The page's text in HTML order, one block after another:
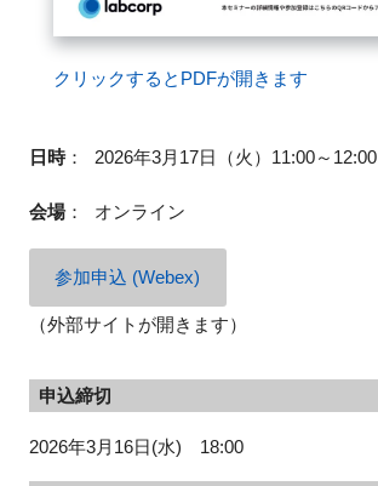
クリックするとPDFが開きます
日時： 2026年3月17日（火）11:00～12:00
会場： オンライン
参加申込 (Webex)
（外部サイトが開きます）
申込締切
2026年3月16日(水) 18:00